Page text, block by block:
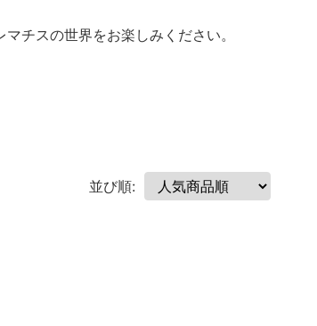
チスの世界をお楽しみください。
並び順: